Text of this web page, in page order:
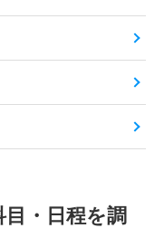
・日程を調